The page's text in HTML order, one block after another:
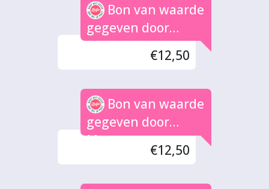
Bon van waarde
gegeven door
Ineke
€12,50
Bon van waarde
gegeven door
Manon
€12,50